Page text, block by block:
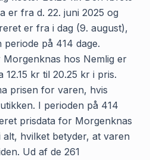
er fra d. 22. juni 2025 og
er fra i dag (9. august),
på 414 dage.
hos Nemlig er
kr til 20.25 kr i pris.
prisen for varen, hvis
I perioden på 414
prisdata for Morgenknas
alt, hvilket betyder, at varen
Ud af de 261